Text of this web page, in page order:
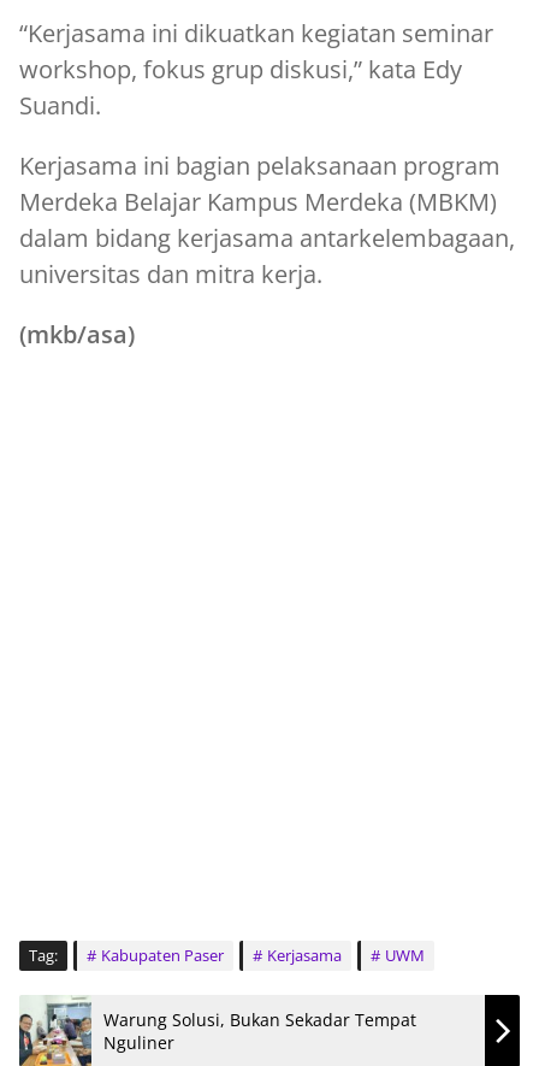
“Kerjasama ini dikuatkan kegiatan seminar
workshop, fokus grup diskusi,” kata Edy
Suandi.
Kerjasama ini bagian pelaksanaan program
Merdeka Belajar Kampus Merdeka (MBKM)
dalam bidang kerjasama antarkelembagaan,
universitas dan mitra kerja.
(mkb/asa)
Tag: Kabupaten Paser Kerjasama UWM
Warung Solusi, Bukan Sekadar Tempat
Nguliner